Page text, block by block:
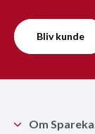
Bliv kunde
Om